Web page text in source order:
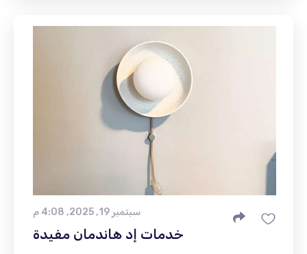
سبتمبر 19, 2025, 4:08 م
خدمات إد هاندمان مفيدة